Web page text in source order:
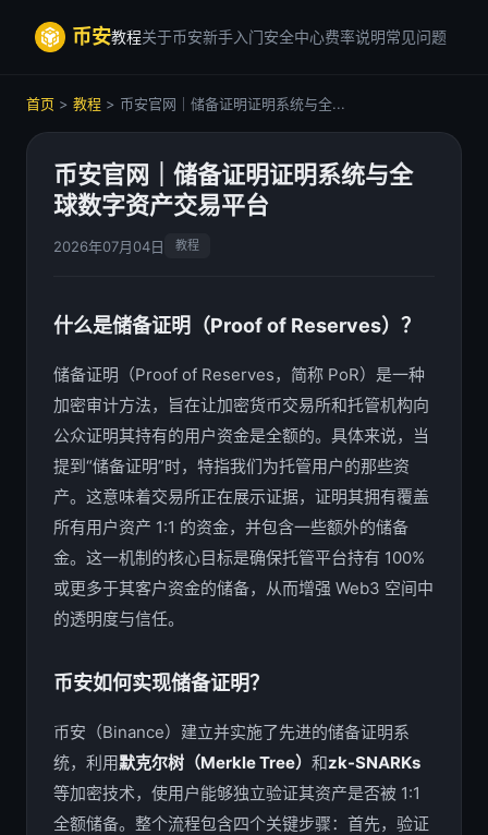
币安教程关于币安新手入门安全中心费率说明常见问题
首页 > 教程 > 币安官网｜储备证明证明系统与全...
币安官网｜储备证明证明系统与全
球数字资产交易平台
2026年07月04日 教程
什么是储备证明（Proof of Reserves）？
储备证明（Proof of Reserves，简称 PoR）是一种
加密审计方法，旨在让加密货币交易所和托管机构向
公众证明其持有的用户资金是全额的。具体来说，当
提到“储备证明”时，特指我们为托管用户的那些资
产。这意味着交易所正在展示证据，证明其拥有覆盖
所有用户资产 1:1 的资金，并包含一些额外的储备
金。这一机制的核心目标是确保托管平台持有 100%
或更多于其客户资金的储备，从而增强 Web3 空间中
的透明度与信任。
币安如何实现储备证明？
币安（Binance）建立并实施了先进的储备证明系
统，利用默克尔树（Merkle Tree） 和zk-SNARKs
等加密技术，使用户能够独立验证其资产是否被 1:1
全额储备。整个流程包含四个关键步骤：首先，验证